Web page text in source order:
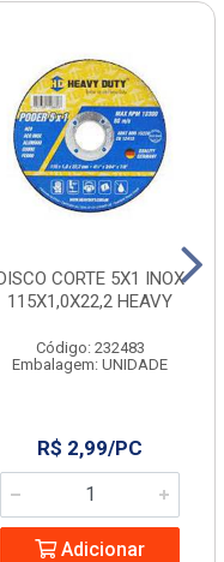
CORTE 5X1 INOX
115X1,0X22,2 HEAVY
Código: 232483
Embalagem: UNIDADE
R$ 2,99/PC
Adicionar